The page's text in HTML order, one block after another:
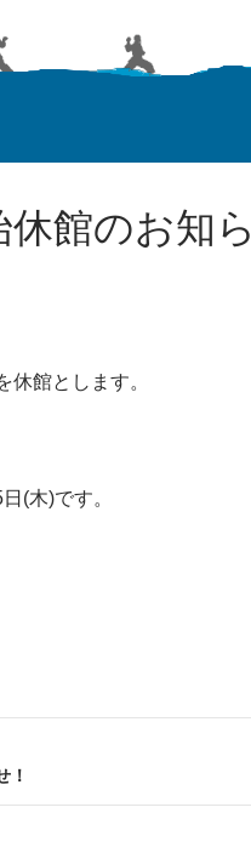
館のお知ら
休館とします。
(木)です。
！